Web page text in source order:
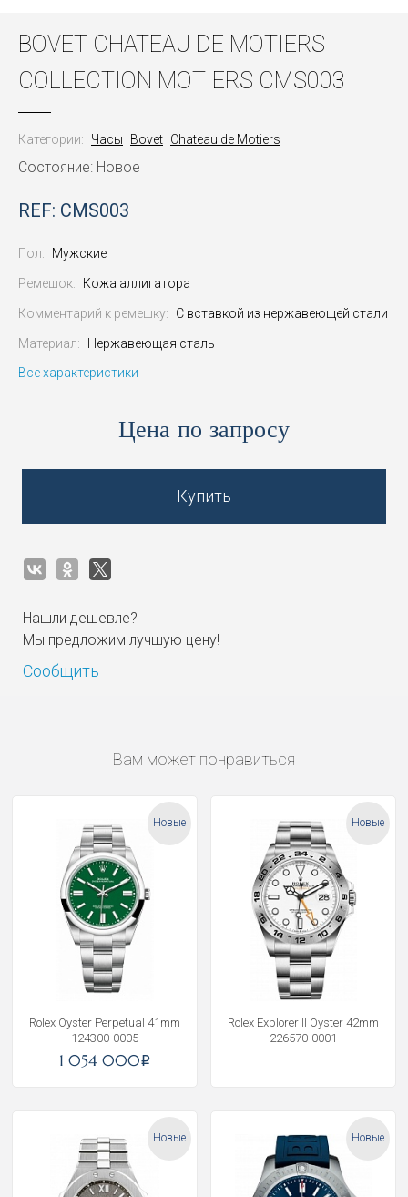
BOVET CHATEAU DE MOTIERS
COLLECTION MOTIERS CMS003
Категории: Часы Bovet Chateau de Motiers
Состояние: Новое
REF: CMS003
Пол: Мужские
Ремешок: Кожа аллигатора
Комментарий к ремешку: С вставкой из нержавеющей стали
Материал:
Нержавеющая сталь
Все характеристики
Цена по запросу
Купить
Нашли дешевле?
Мы предложим лучшую цену!
Сообщить
Вам может понравиться
Новые
Rolex Oyster Perpetual 41mm
124300-0005
1 054 000i
Новые
Rolex Explorer II Oyster 42mm
226570-0001
Новые Новые